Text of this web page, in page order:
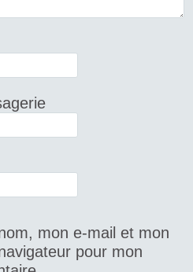
mon e-mail et mon
pour mon